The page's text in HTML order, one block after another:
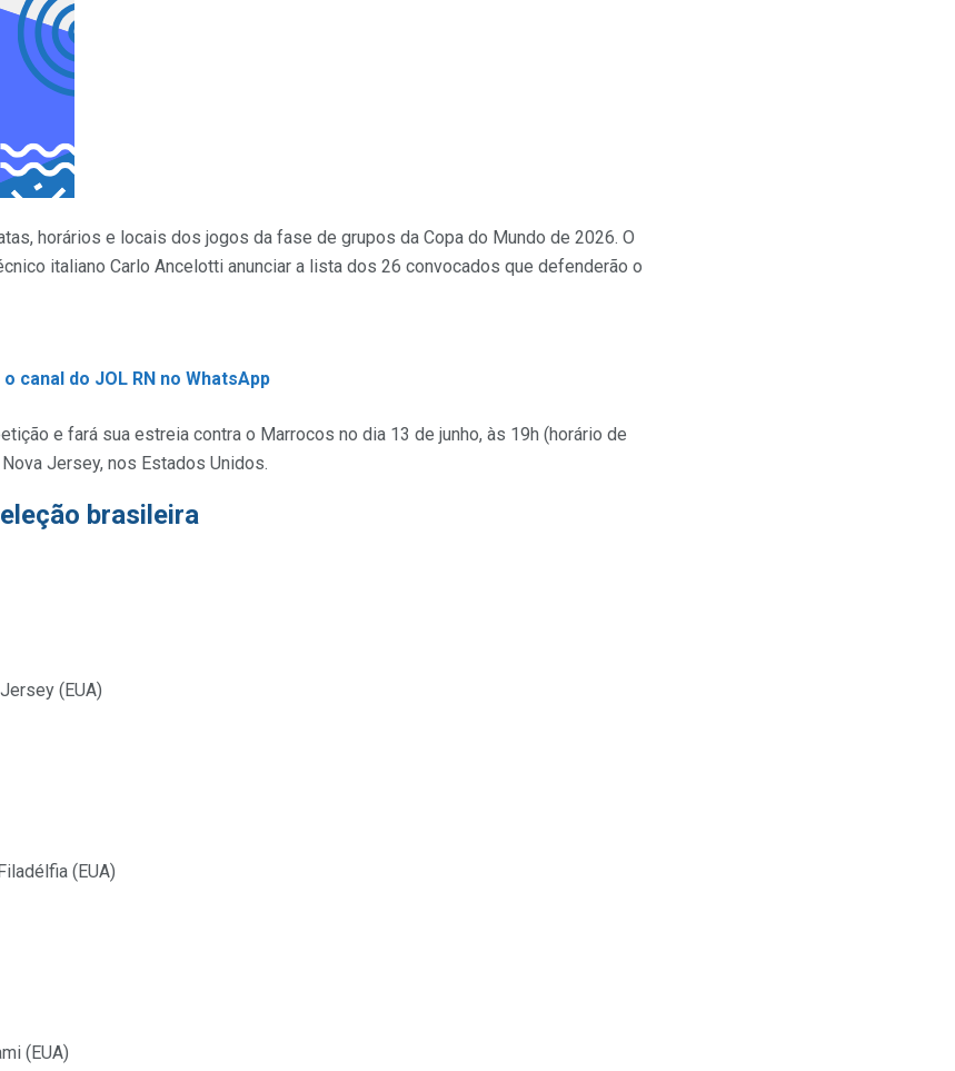
horários e locais dos jogos da fase de grupos da Copa do Mundo de 2026. O
italiano Carlo Ancelotti anunciar a lista dos 26 convocados que defenderão o
canal do JOL RN no WhatsApp
e fará sua estreia contra o Marrocos no dia 13 de junho, às 19h (horário de
Jersey, nos Estados Unidos.
brasileira
(EUA)
(EUA)
(EUA)